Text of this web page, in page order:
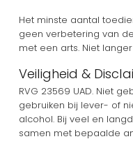
Het minste aantal
geen verbetering van
met een arts. Niet
Veiligheid &
RVG 23569 UAD. Niet
gebruiken bij lever- of
alcohol. Bij veel en
samen met bepaalde